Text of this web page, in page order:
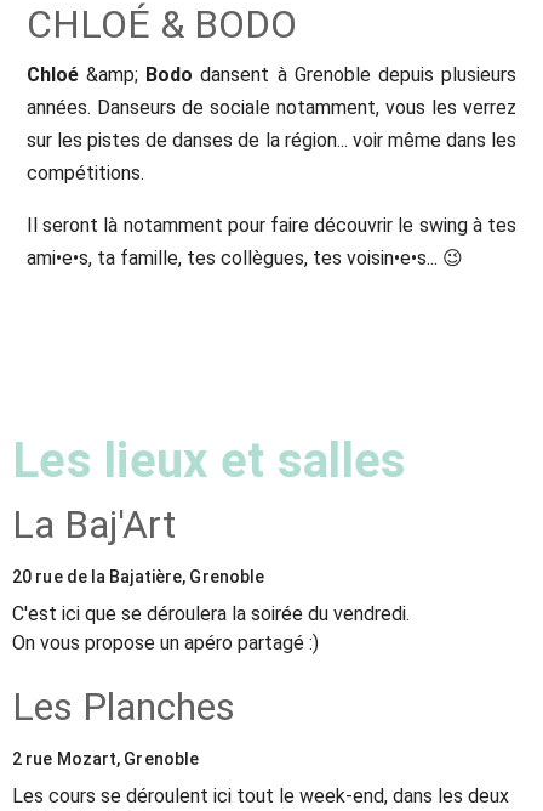
CHLOÉ & BODO
Chloé &amp; Bodo dansent à Grenoble depuis plusieurs
années. Danseurs de sociale notamment, vous les verrez
sur les pistes de danses de la région... voir même dans les
compétitions.
Il seront là notamment pour faire découvrir le swing à tes
ami•e•s, ta famille, tes collègues, tes voisin•e•s... 😉
Les lieux et salles
La Baj'Art
20 rue de la Bajatière, Grenoble
C'est ici que se déroulera la soirée du vendredi.
On vous propose un apéro partagé :)
Les Planches
2 rue Mozart, Grenoble
Les cours se déroulent ici tout le week-end, dans les deux